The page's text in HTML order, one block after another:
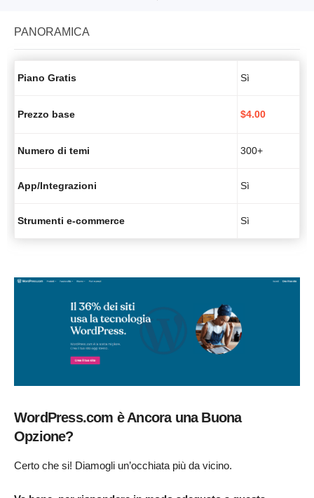
PANORAMICA
Piano Gratis Sì
Prezzo base $4.00
Numero di temi 300+
App/Integrazioni Sì
Strumenti e-commerce Sì
WordPress.com è Ancora una Buona
Opzione?
Certo che si! Diamogli un’occhiata più da vicino.